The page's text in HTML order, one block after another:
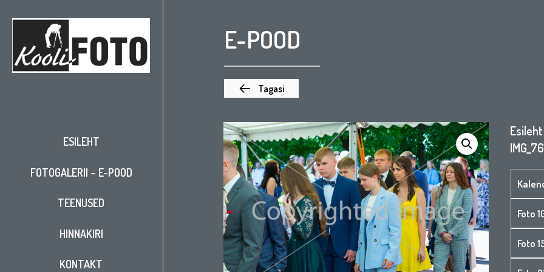
E-POOD
Tagasi
ESILEHT
FOTOGALERII – E-POOD
TEENUSED
HINNAKIRI
KONTAKT
Esileht
Foto
Foto